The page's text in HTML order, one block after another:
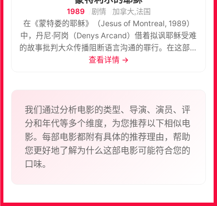
1989 剧情
加拿大,法国
在《蒙特娄的耶稣》（Jesus of Montreal, 1989）
中，丹尼·阿岗（Denys Arcand）借着拟讽耶稣受难
的故事批判大众传播阻断语言沟通的罪行。在这部电
影中，一个年轻而无名的演员克伦应教堂执事之邀，
稣被宣判死刑，正直的人会死亡，为了我们的罪…我
们的杀、窃盗、奸淫，所有的罪都加在祂身上，沉重
的木块，沉重的十字架。」这些都是 忠实地取自于圣
经的经文。但是，克伦根据有关耶稣的各种古代文本
的考据，以及各地有关耶稣的民间传说，改写这出受
难剧，例如耶稣是一名士兵潘提拉的私生子，后来因
查看详情 →
我们通过分析电影的类型、导演、演员、评
分和年代等多个维度，为您推荐以下相似电
影。每部电影都附有具体的推荐理由，帮助
您更好地了解为什么这部电影可能符合您的
口味。